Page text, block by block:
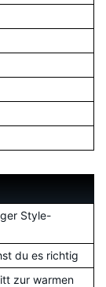
Style-
du es richtig
zur warmen